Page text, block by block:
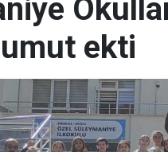
ekti